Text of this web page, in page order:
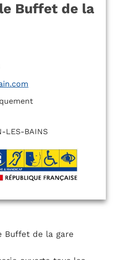
Buffet de la
LES-BAINS
Buffet de la gare